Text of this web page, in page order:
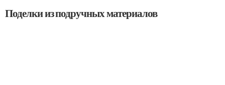
Поделки из подручных материалов